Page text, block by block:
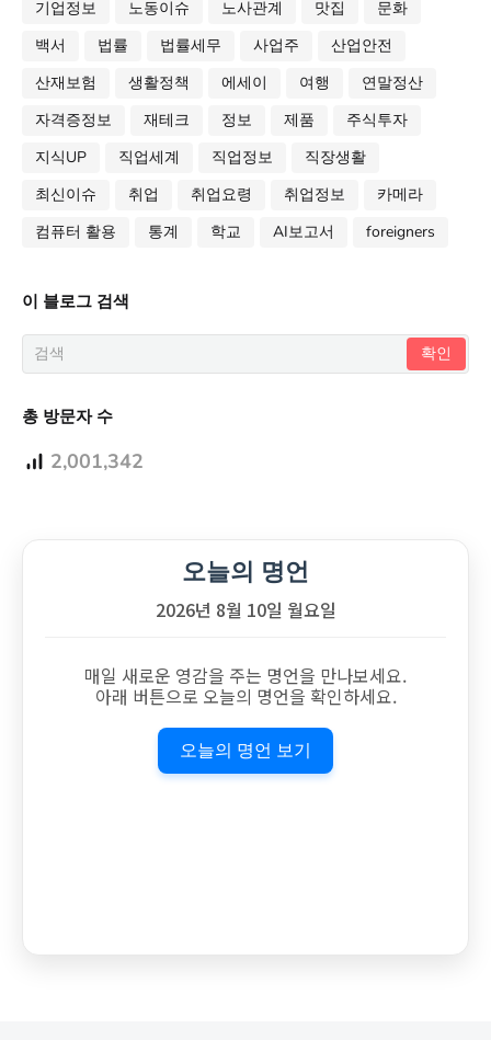
기업정보
노동이슈 노사관계 맛집
문화
백서
법률 법률세무 사업주
산업안전
산재보험
생활정책 에세이 여행
연말정산
자격증정보
재테크 정보 제품
주식투자
지식UP
직업세계 직업정보
직장생활
최신이슈
취업 취업요령 취업정보
카메라
컴퓨터 활용
통계 학교 AI보고서 foreigners
이 블로그 검색
총 방문자 수
2,001,342
오늘의 명언
2026년 8월 10일 월요일
매일 새로운 영감을 주는 명언을 만나보세요.
아래 버튼으로 오늘의 명언을 확인하세요.
오늘의 명언 보기